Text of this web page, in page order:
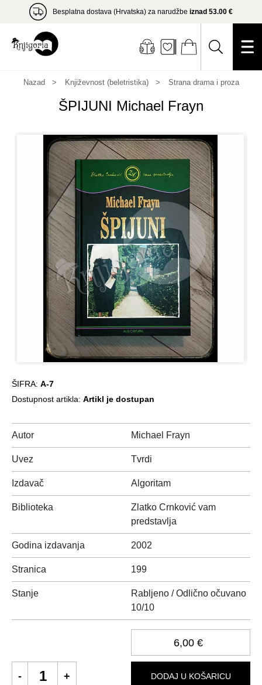
Besplatna dostava (Hrvatska) za narudžbe iznad 53.00 €
Nazad Književnost (beletristika) Strana drama i proza
ŠPIJUNI Michael Frayn
ŠIFRA: A-7
Dostupnost artikla: Artikl je dostupan
Autor Michael Frayn
Uvez Tvrdi
Izdavač Algoritam
Biblioteka
Zlatko Crnković vam
predstavlja
Godina izdavanja 2002
Stranica 199
Stanje
Rabljeno / Odlično očuvano
10/10
6,00 €
DODAJ U KOŠARICU